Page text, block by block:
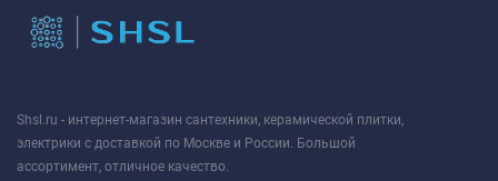
Shsl.ru - интернет-магазин сантехники, керамической плитки,
электрики с доставкой по Москве и России. Большой
ассортимент, отличное качество.